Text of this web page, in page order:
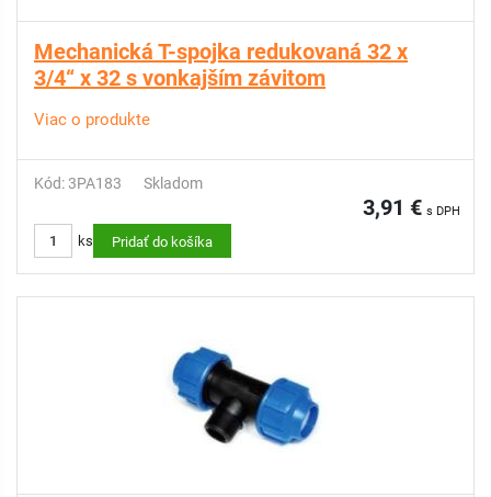
Mechanická T-spojka redukovaná 32 x
3/4“ x 32 s vonkajším závitom
Viac o produkte
Kód: 3PA183 Skladom
3,91 € s DPH
ks Pridať do košíka